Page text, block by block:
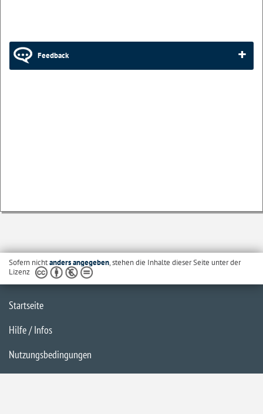
Feedback
Sofern nichtanders angegeben, stehen die Inhalte dieser Seite unter der
Lizenz
Startseite
Hilfe / Infos
Nutzungsbedingungen